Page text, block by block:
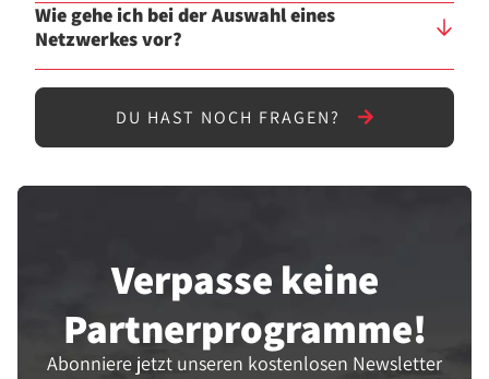
Wie gehe ich bei der Auswahl eines
Netzwerkes vor?
DU HAST NOCH FRAGEN?
Verpasse keine
Partner­programme!
Abonniere jetzt unseren kostenlosen Newsletter